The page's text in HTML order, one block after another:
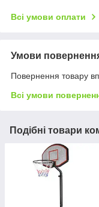
Всі умови оплати
Умови
Повернення товару
Всі умови
Подібні товари